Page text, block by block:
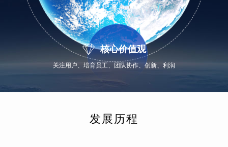
 核心价值观
关注用户、培育员工、团队协作、创新、利润
发展历程